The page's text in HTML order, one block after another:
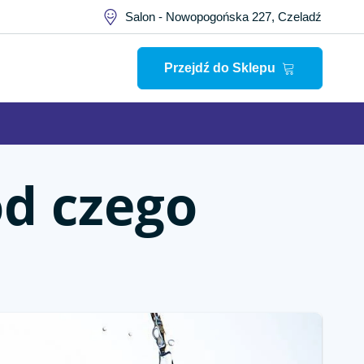
Salon - Nowopogońska 227, Czeladź
Przejdź do Sklepu
czego